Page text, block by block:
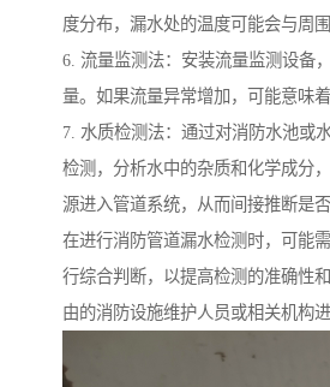
度分布，漏水处的温度可能会与周
6. 流量监测法：安装流量监测设备
量。如果流量异常增加，可能意味着
7. 水质检测法：通过对消防水池或
检测，分析水中的杂质和化学成分
源进入管道系统，从而间接推断是
在进行消防管道漏水检测时，可能
行综合判断，以提高检测的准确性
由的消防设施维护人员或相关机构